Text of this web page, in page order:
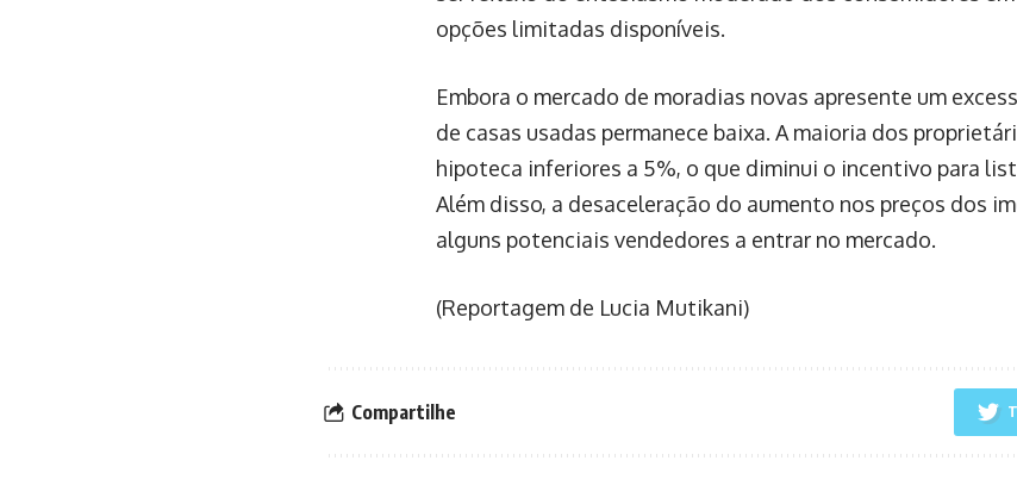
opções limitadas disponíveis.
Embora o mercado de moradias novas apresente um
de casas usadas permanece baixa. A maioria dos
hipoteca inferiores a 5%, o que diminui o incentivo para
Além disso, a desaceleração do aumento nos preços dos
alguns potenciais vendedores a entrar no mercado.
(Reportagem de Lucia Mutikani)
Compartilhe